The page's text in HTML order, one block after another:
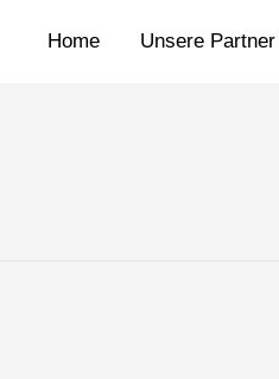
Home Unsere Partner